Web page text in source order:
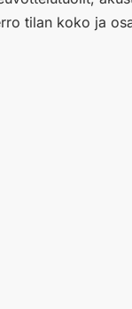
tilan koko ja